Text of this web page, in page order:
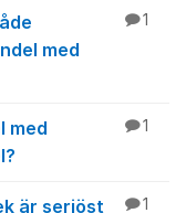
med
1
med
1
är seriöst
1